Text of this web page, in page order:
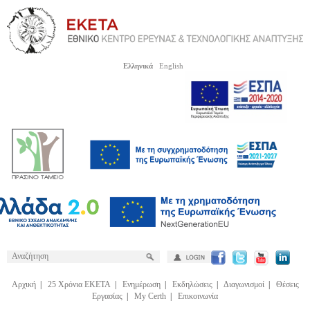
Ελληνικά English
Αρχική| 25 Χρόνια ΕΚΕΤΑ| Ενημέρωση| Εκδηλώσεις| Διαγωνισμοί| Θέσεις
Εργασίας
My Certh Επικοινωνία